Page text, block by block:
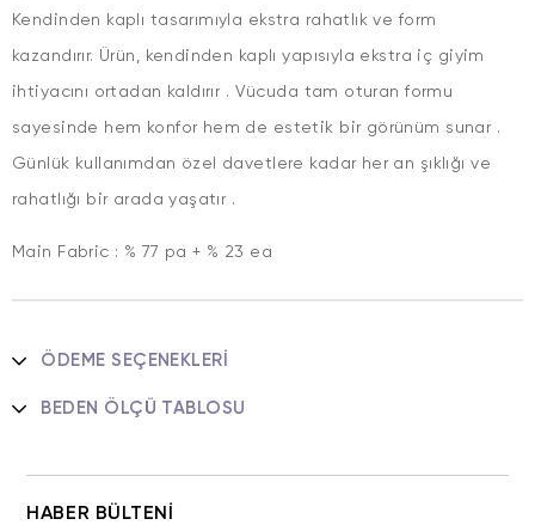
Kendinden kaplı tasarımıyla ekstra rahatlık ve form
kazandırır. Ürün, kendinden kaplı yapısıyla ekstra iç giyim
ihtiyacını ortadan kaldırır . Vücuda tam oturan formu
sayesinde hem konfor hem de estetik bir görünüm sunar .
Günlük kullanımdan özel davetlere kadar her an şıklığı ve
rahatlığı bir arada yaşatır .
Main Fabric : % 77 pa + % 23 ea
ÖDEME SEÇENEKLERI
BEDEN ÖLÇÜ TABLOSU
HABER BÜLTENİ